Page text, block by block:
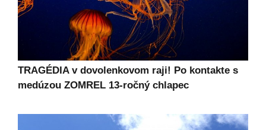
TRAGÉDIA v dovolenkovom raji! Po kontakte s
medúzou ZOMREL 13-ročný chlapec